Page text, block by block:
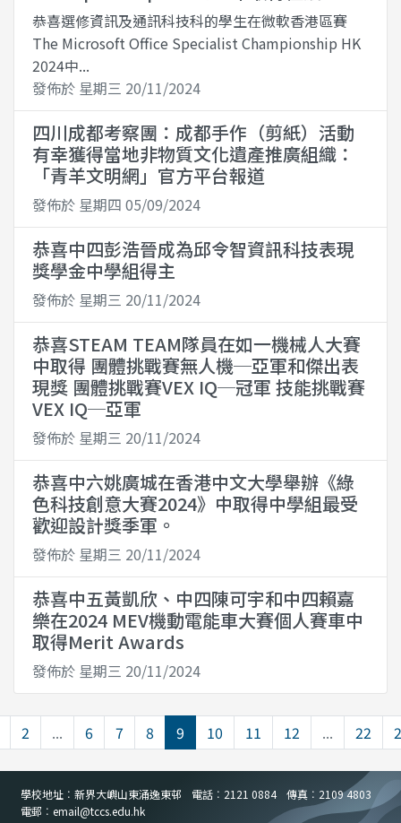
恭喜選修資訊及通訊科技科的學生在微軟香港區賽
The Microsoft Office Specialist Championship HK
2024中...
發佈於 星期三 20/11/2024
四川成都考察團：成都手作（剪紙）活動
有幸獲得當地非物質文化遺產推廣組織：
「青羊文明網」官方平台報道
發佈於 星期四 05/09/2024
恭喜中四彭浩晉成為邱令智資訊科技表現
獎學金中學組得主
發佈於 星期三 20/11/2024
恭喜STEAM TEAM隊員在如一機械人大賽
中取得 團體挑戰賽無人機─亞軍和傑出表
現獎 團體挑戰賽VEX IQ─冠軍 技能挑戰賽
VEX IQ─亞軍
發佈於 星期三 20/11/2024
恭喜中六姚廣城在香港中文大學舉辦《綠
色科技創意大賽2024》中取得中學組最受
歡迎設計獎季軍。
發佈於 星期三 20/11/2024
恭喜中五黃凱欣、中四陳可宇和中四賴嘉
樂在2024 MEV機動電能車大賽個人賽車中
取得Merit Awards
發佈於 星期三 20/11/2024
2 ... 6 7 8 9 10 11 12 ... 22
學校地址︰新界大嶼山東涌逸東邨 電話︰2121 0884
傳真︰2109 4803
電郵︰email@tccs.edu.hk